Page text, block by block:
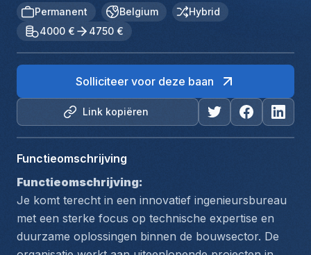
Permanent Belgium
Hybrid
4000 €
4750 €
Link kopiëren
Solliciteer voor deze baan
Functieomschrijving
Functieomschrijving:
Je komt terecht in een innovatief ingenieursbureau
met een sterke focus op technische expertise en
duurzame oplossingen binnen de bouwsector. De